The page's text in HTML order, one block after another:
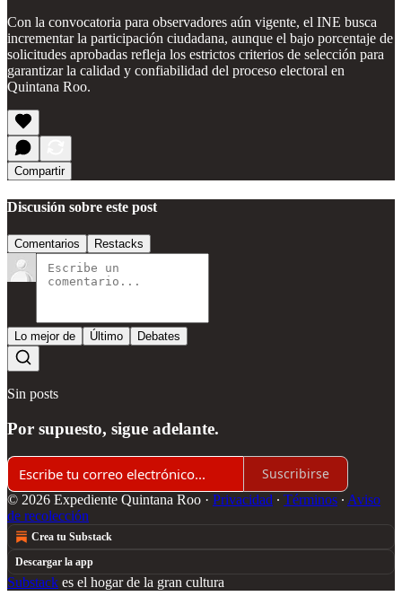
Con la convocatoria para observadores aún vigente, el INE busca
incrementar la participación ciudadana, aunque el bajo porcentaje de
solicitudes aprobadas refleja los estrictos criterios de selección para
garantizar la calidad y confiabilidad del proceso electoral en
Quintana Roo.
Compartir
Discusión sobre este post
Comentarios Restacks
Lo mejor de Último Debates
Sin posts
Por supuesto, sigue adelante.
Suscribirse
© 2026 Expediente Quintana Roo · Privacidad ∙ Términos ∙ Aviso
de recolección
Crea tu Substack
Descargar la app
Substack es el hogar de la gran cultura